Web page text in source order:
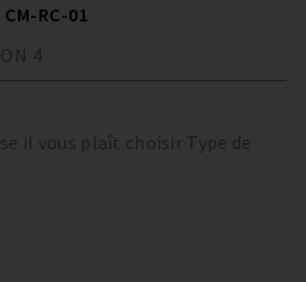
RC-01
4
il vous plaît choisir Type de